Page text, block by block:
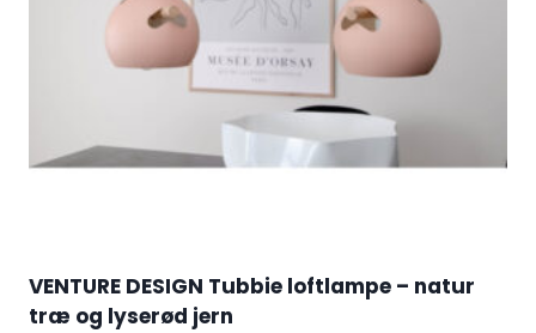
VENTURE DESIGN Tubbie loftlampe – natur
træ og lyserød jern